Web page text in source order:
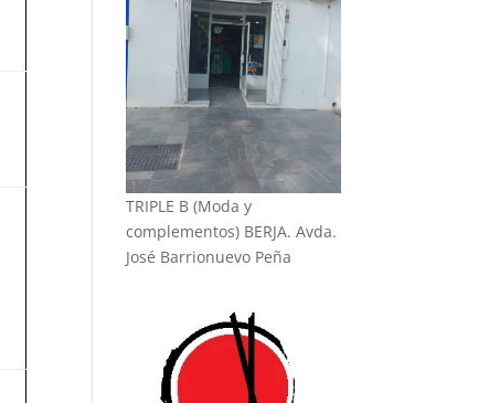
TRIPLE B (Moda y
complementos) BERJA. Avda.
José Barrionuevo Peña